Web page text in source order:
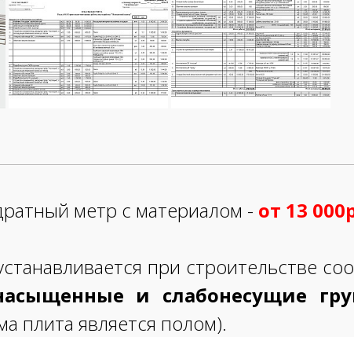
метр с материалом - от 13
при строительстве
и слабонесущие
плита является полом).